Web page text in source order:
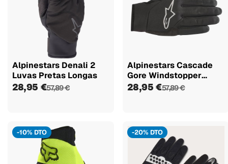
Alpinestars Denali 2
Luvas Pretas Longas
28,95 €57,89 €
Alpinestars Cascade
Gore Windstopper
Luvas...
28,95 €57,89 €
-10% DTO -20% DTO